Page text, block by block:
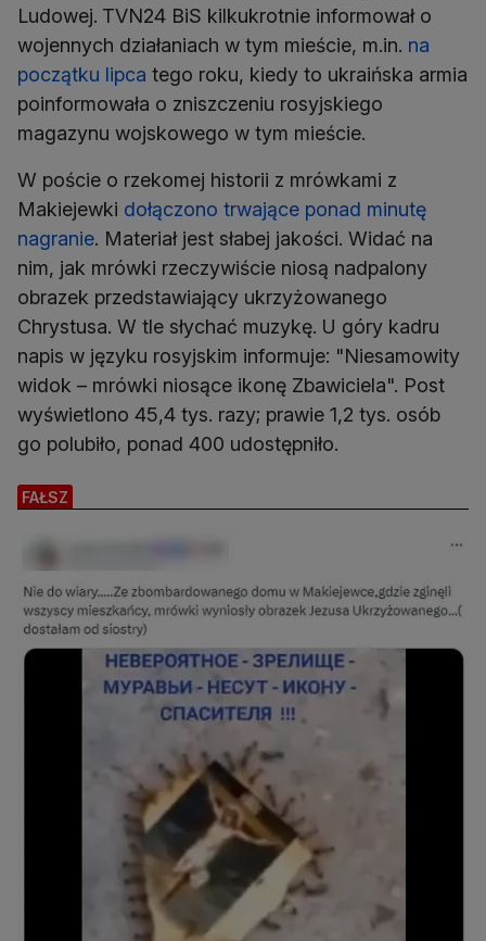
Ludowej. TVN24 BiS kilkukrotnie informował o
wojennych działaniach w tym mieście, m.in. na
początku lipca tego roku, kiedy to ukraińska armia
poinformowała o zniszczeniu rosyjskiego
magazynu wojskowego w tym mieście.
W poście o rzekomej historii z mrówkami z
Makiejewki dołączono trwające ponad minutę
nagranie. Materiał jest słabej jakości. Widać na
nim, jak mrówki rzeczywiście niosą nadpalony
obrazek przedstawiający ukrzyżowanego
Chrystusa. W tle słychać muzykę. U góry kadru
napis w języku rosyjskim informuje: "Niesamowity
widok – mrówki niosące ikonę Zbawiciela". Post
wyświetlono 45,4 tys. razy; prawie 1,2 tys. osób
go polubiło, ponad 400 udostępniło.
FAŁSZ